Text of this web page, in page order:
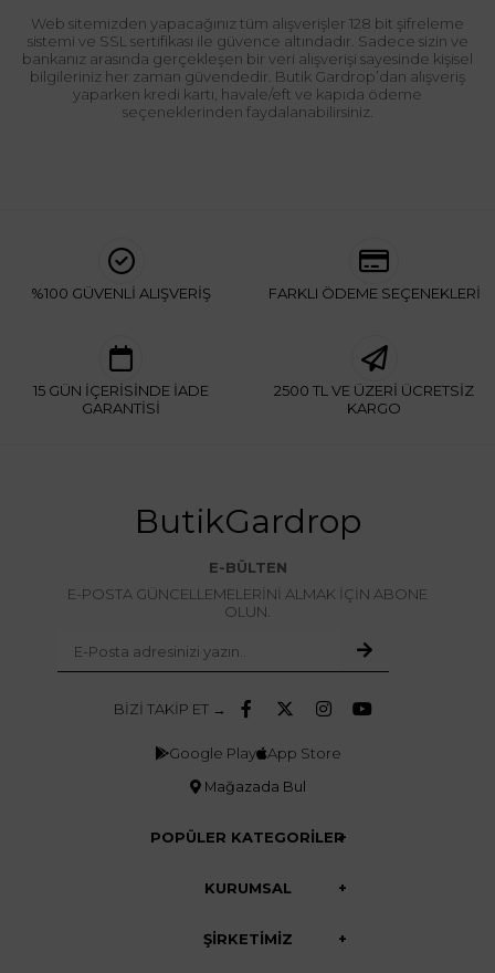
Web sitemizden yapacağınız tüm alışverişler 128 bit şifreleme
sistemi ve SSL sertifikası ile güvence altındadır. Sadece sizin ve
bankanız arasında gerçekleşen bir veri alışverişi sayesinde kişisel
bilgileriniz her zaman güvendedir. Butik Gardrop’dan alışveriş
yaparken kredi kartı, havale/eft ve kapıda ödeme
seçeneklerinden faydalanabilirsiniz.
%100 GÜVENLİ ALIŞVERİŞ FARKLI ÖDEME SEÇENEKLERİ
15 GÜN İÇERİSİNDE İADE
GARANTİSİ
2500 TL VE ÜZERİ ÜCRETSİZ
KARGO
ButikGardrop
E-BÜLTEN
E-POSTA GÜNCELLEMELERİNİ ALMAK İÇİN ABONE
OLUN.
BİZİ TAKİP ET →
Google Play App Store
Mağazada Bul
POPÜLER KATEGORİLER
KURUMSAL
ŞİRKETİMİZ